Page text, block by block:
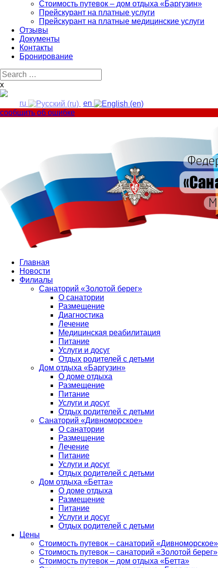
Стоимость путевок – дом отдыха «Баргузин»
Прейскурант на платные услуги
Прейскурант на платные медицинские услуги
Отзывы
Документы
Контакты
Бронирование
Search
for:
x
ru
en
сообщить об ошибке
Главная
Новости
Филиалы
Санаторий «Золотой берег»
О санатории
Размещение
Диагностика
Лечение
Медицинская реабилитация
Питание
Услуги и досуг
Отдых родителей с детьми
Дом отдыха «Баргузин»
О доме отдыха
Размещение
Питание
Услуги и досуг
Отдых родителей с детьми
Санаторий «Дивноморское»
О санатории
Размещение
Лечение
Питание
Услуги и досуг
Отдых родителей с детьми
Дом отдыха «Бетта»
О доме отдыха
Размещение
Питание
Услуги и досуг
Отдых родителей с детьми
Цены
Стоимость путевок – санаторий «Дивноморское»
Стоимость путевок – санаторий «Золотой берег»
Стоимость путевок – дом отдыха «Бетта»